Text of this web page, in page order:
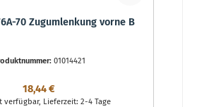
70 Zugumlenkung vorne B
01014421
Regulärer Preis:
18,44 €
verfügbar, Lieferzeit: 2-4 Tage